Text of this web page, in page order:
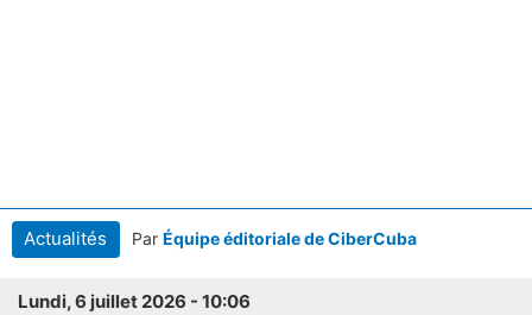
Actualités Par Équipe éditoriale de CiberCuba
Lundi, 6 juillet 2026 - 10:06